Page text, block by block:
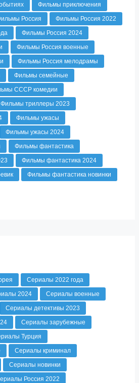
Фильмы приключения
Россия
Фильмы Россия 2022
Фильмы Россия 2024
Фильмы Россия военные
Фильмы Россия мелодрамы
Фильмы семейные
СССР комедии
Фильмы триллеры 2023
Фильмы ужасы
Фильмы ужасы 2024
Фильмы фантастика
Фильмы фантастика 2024
Фильмы фантастика новинки
Сериалы 2022 года
2024
Сериалы военные
Сериалы детективы 2023
Сериалы зарубежные
Турция
Сериалы криминал
Сериалы новинки
Россия 2022